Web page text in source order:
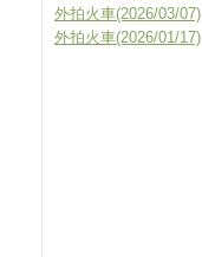
外拍火車(2026/03/07)
外拍火車(2026/01/17)